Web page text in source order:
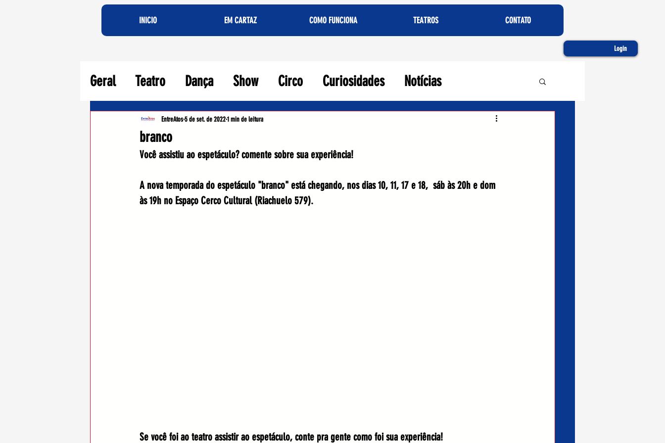
INICIO EM CARTAZ COMO FUNCIONA TEATROS CONTATO
Login
Geral Teatro Dança Show Circo Curiosidades Notícias
Agora Crítica Teatral
branco
EntreAtos5 de set. de 20221 min de leitura
Você assistiu ao espetáculo? comente sobre sua experiência!
A nova temporada do espetáculo "branco" está chegando, nos dias 10, 11, 17 e 18,  sáb às 20h e dom
às 19h no Espaço Cerco Cultural (Riachuelo 579).
Se você foi ao teatro assistir ao espetáculo, conte pra gente como foi sua experiência!